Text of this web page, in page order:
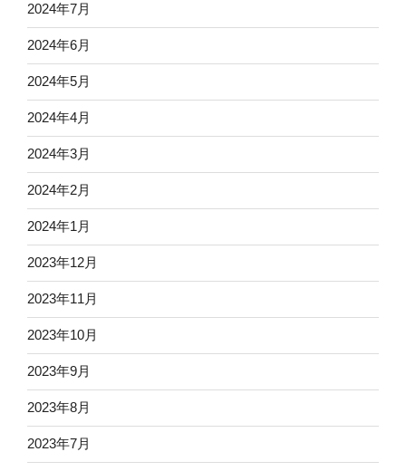
2024年7月
2024年6月
2024年5月
2024年4月
2024年3月
2024年2月
2024年1月
2023年12月
2023年11月
2023年10月
2023年9月
2023年8月
2023年7月